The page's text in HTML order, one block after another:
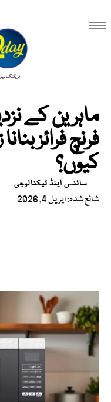
بریکنگ نیوز
ماہرین کے
فرنچ فرائز
کیوں؟
سائنس اینڈ ٹیکنالوجی
شائع شدہ: اپریل 4, 2026